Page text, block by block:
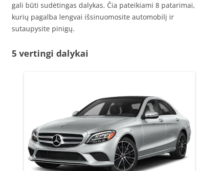
gali būti sudėtingas dalykas. Čia pateikiami 8 patarimai,
kurių pagalba lengvai išsinuomosite automobilį ir
sutaupysite pinigų.
5 vertingi dalykai